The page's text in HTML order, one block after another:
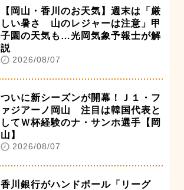
【岡山・香川のお天気】週末は「厳
しい暑さ 山のレジャーは注意」甲
子園の天気も…光岡気象予報士が解
説
2026/08/07
ついに新シーズンが開幕！Ｊ１・フ
ァジアーノ岡山 注目は韓国代表と
してＷ杯経験のナ・サンホ選手【岡
山】
2026/08/07
香川銀行がハンドボール「リーグ